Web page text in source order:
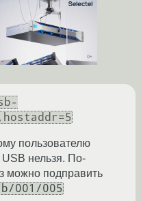
пользователю
нельзя. По-
можно подправить
001/005